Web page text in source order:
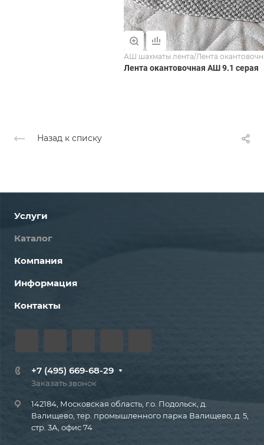
АШ шахматы лента/Лента
Лента окантовочная АШ 9.1 серая
Назад к списку
Услуги
Каталог
Компания
Информация
Контакты
+7 (495) 669-68-29
Заказать звонок
142184, Московская область, г.о. Подольск, д.
Валищево, тер. промышленного парка Валищево, д. 5,
стр. 3А, офис 74